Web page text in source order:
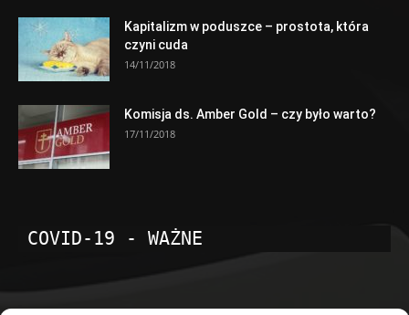
Kapitalizm w poduszce – prostota, która
czyni cuda
14/11/2018
Komisja ds. Amber Gold – czy było warto?
17/11/2018
COVID-19 - WAŻNE